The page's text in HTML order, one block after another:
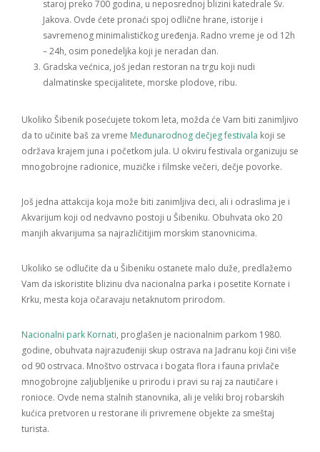
staroj preko 700 godina, u neposrednoj blizini katedrale Sv.
Jakova. Ovde ćete pronaći spoj odlične hrane, istorije i
savremenog minimalističkog uređenja. Radno vreme je od 12h
– 24h, osim ponedeljka koji je neradan dan.
Gradska većnica, još jedan restoran na trgu koji nudi
dalmatinske specijalitete, morske plodove, ribu.
Ukoliko Šibenik posećujete tokom leta, možda će Vam biti zanimljivo
da to učinite baš za vreme Međunarodnog dečjeg festivala koji se
održava krajem juna i početkom jula. U okviru festivala organizuju se
mnogobrojne radionice, muzičke i filmske večeri, dečje povorke.
Još jedna attakcija koja može biti zanimljiva deci, ali i odraslima je i
Akvarijum koji od nedvavno postoji u Šibeniku. Obuhvata oko 20
manjih akvarijuma sa najrazličitijim morskim stanovnicima.
Ukoliko se odlučite da u Šibeniku ostanete malo duže, predlažemo
Vam da iskoristite blizinu dva nacionalna parka i posetite Kornate i
Krku, mesta koja očaravaju netaknutom prirodom.
Nacionalni park Kornati, proglašen je nacionalnim parkom 1980.
godine, obuhvata najrazuđeniji skup ostrava na Jadranu koji čini više
od 90 ostrvaca. Mnoštvo ostrvaca i bogata flora i fauna privlače
mnogobrojne zaljubljenike u prirodu i pravi su raj za nautičare i
ronioce. Ovde nema stalnih stanovnika, ali je veliki broj robarskih
kućica pretvoren u restorane ili privremene objekte za smeštaj
turista.